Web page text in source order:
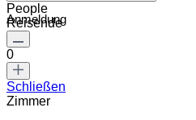
Anmeldung
People
Reisende
0
Schließen
Zimmer